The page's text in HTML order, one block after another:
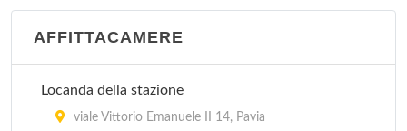
Belvedere
Belvedere
AFFITTACAMERE
Locanda della stazione
viale Vittorio Emanuele II 14, Pavia